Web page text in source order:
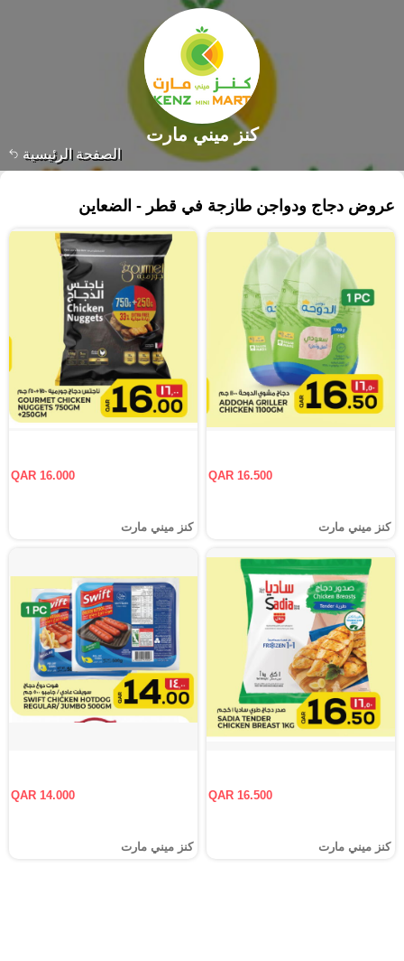
الصفحة الرئيسية
كنز ميني مارت
عروض دجاج ودواجن طازجة في قطر - الضعاين
QAR 16.500
كنز ميني مارت
QAR 16.000
كنز ميني مارت
QAR 16.500
كنز ميني مارت
QAR 14.000
كنز ميني مارت